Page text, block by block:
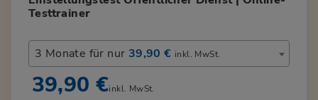
Testtrainer
3 Monate für nur 39,90 € inkl. MwSt.
39,90 €inkl. MwSt.